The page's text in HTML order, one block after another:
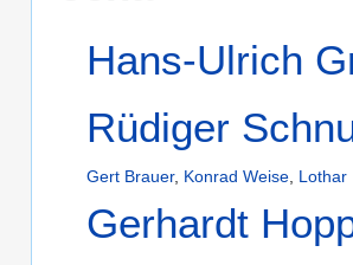
Hans-Ulrich
Rüdiger
Gert Brauer, Konrad Weise Lothar
Gerhardt